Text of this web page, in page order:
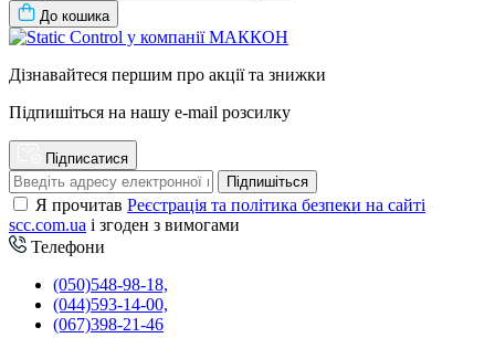
До кошика
Дізнавайтеся першим про акції та знижки
Підпишіться на нашу e-mail розсилку
Підписатися
Підпишіться
Я прочитав Реєстрація та політика безпеки на сайті
scc.com.ua і згоден з вимогами
Телефони
(050)548-98-18,
(044)593-14-00,
(067)398-21-46